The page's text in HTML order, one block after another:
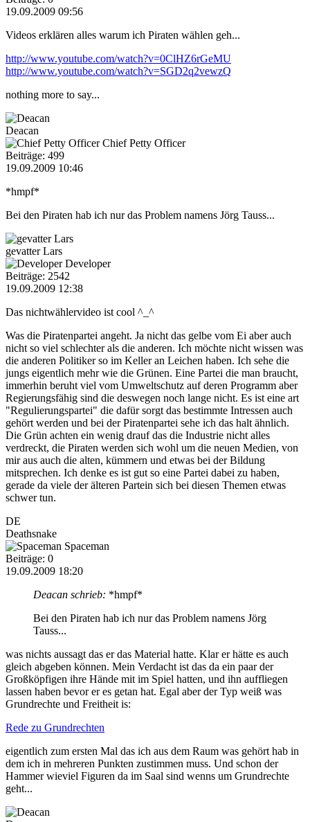
19.09.2009 09:56
Videos erklären alles warum ich Piraten wählen geh...
http://www.youtube.com/watch?v=0ClHZ6rGeMU
http://www.youtube.com/watch?v=SGD2q2vewzQ
nothing more to say...
Deacan
Chief Petty Officer
Beiträge: 499
19.09.2009 10:46
*hmpf*
Bei den Piraten hab ich nur das Problem namens Jörg Tauss...
gevatter Lars
Developer
Beiträge: 2542
19.09.2009 12:38
Das nichtwählervideo ist cool ^_^
Was die Piratenpartei angeht. Ja nicht das gelbe vom Ei aber auch
nicht so viel schlechter als die anderen. Ich möchte nicht wissen was
die anderen Politiker so im Keller an Leichen haben. Ich sehe die
jungs eigentlich mehr wie die Grünen. Eine Partei die man braucht,
immerhin beruht viel vom Umweltschutz auf deren Programm aber
Regierungsfähig sind die deswegen noch lange nicht. Es ist eine art
"Regulierungspartei" die dafür sorgt das bestimmte Intressen auch
gehört werden und bei der Piratenpartei sehe ich das halt ähnlich.
Die Grün achten ein wenig drauf das die Industrie nicht alles
verdreckt, die Piraten werden sich wohl um die neuen Medien, von
mir aus auch die alten, kümmern und etwas bei der Bildung
mitsprechen. Ich denke es ist gut so eine Partei dabei zu haben,
gerade da viele der älteren Partein sich bei diesen Themen etwas
schwer tun.
DE
Deathsnake
Spaceman
Beiträge: 0
19.09.2009 18:20
Deacan schrieb: *hmpf*
Bei den Piraten hab ich nur das Problem namens Jörg
Tauss...
was nichts aussagt das er das Material hatte. Klar er hätte es auch
gleich abgeben können. Mein Verdacht ist das da ein paar der
Großköpfigen ihre Hände mit im Spiel hatten, und ihn auffliegen
lassen haben bevor er es getan hat. Egal aber der Typ weiß was
Grundrechte und Freitheit is:
Rede zu Grundrechten
eigentlich zum ersten Mal das ich aus dem Raum was gehört hab in
dem ich in mehreren Punkten zustimmen muss. Und schon der
Hammer wieviel Figuren da im Saal sind wenns um Grundrechte
geht...